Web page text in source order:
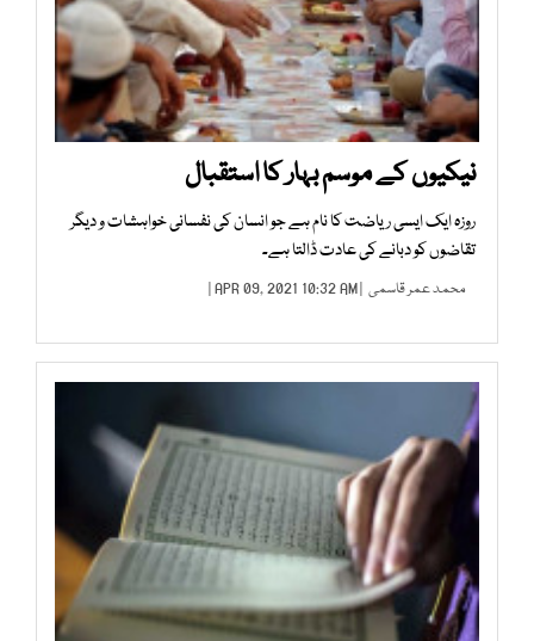
نیکیوں کے موسم بہار کا استقبال
روزہ ایک ایسی ریاضت کا نام ہے جو انسان کی نفسانی خواہشات و دیگر
تقاضوں کو دبانے کی عادت ڈالتا ہے۔
محمد عمر قاسمی | APR 09, 2021 10:32 AM |